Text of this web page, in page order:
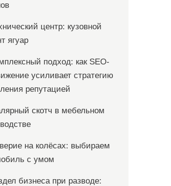
центр: кузовной
ягуар
подход: как SEO-
усиливает стратегию
репутацией
скотч в мебельном
на колёсах: выбираем
с умом
бизнеса при разводе: